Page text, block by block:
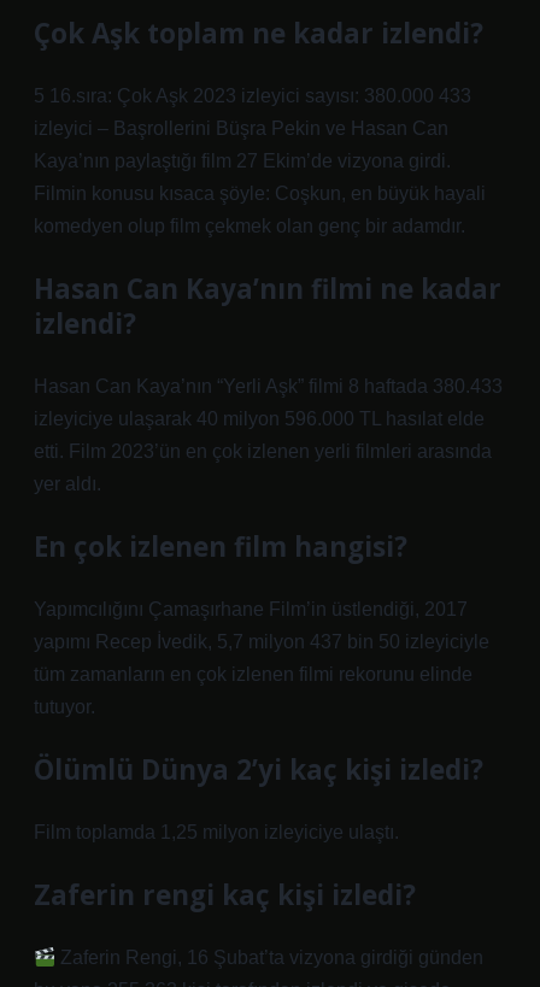
Çok Aşk toplam ne kadar izlendi?
5 16.sıra: Çok Aşk 2023 izleyici sayısı: 380.000 433
izleyici – Başrollerini Büşra Pekin ve Hasan Can
Kaya’nın paylaştığı film 27 Ekim’de vizyona girdi.
Filmin konusu kısaca şöyle: Coşkun, en büyük hayali
komedyen olup film çekmek olan genç bir adamdır.
Hasan Can Kaya’nın filmi ne kadar
izlendi?
Hasan Can Kaya’nın “Yerli Aşk” filmi 8 haftada 380.433
izleyiciye ulaşarak 40 milyon 596.000 TL hasılat elde
etti. Film 2023’ün en çok izlenen yerli filmleri arasında
yer aldı.
En çok izlenen film hangisi?
Yapımcılığını Çamaşırhane Film’in üstlendiği, 2017
yapımı Recep İvedik, 5,7 milyon 437 bin 50 izleyiciyle
tüm zamanların en çok izlenen filmi rekorunu elinde
tutuyor.
Ölümlü Dünya 2’yi kaç kişi izledi?
Film toplamda 1,25 milyon izleyiciye ulaştı.
Zaferin rengi kaç kişi izledi?
Zaferin Rengi, 16 Şubat’ta vizyona girdiği günden